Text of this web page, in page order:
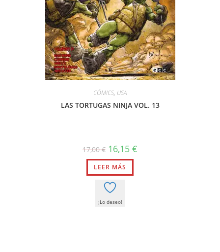
CÓMICS, USA
LAS TORTUGAS NINJA VOL. 13
17,00€ El
precio
original
era:
17,00 €.
16,15 €
LEER MÁS
¡Lo deseo!